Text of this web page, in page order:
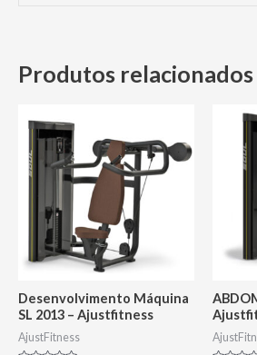
Produtos relacionados
Desenvolvimento Máquina
SL 2013 – Ajustfitness
AjustFitness